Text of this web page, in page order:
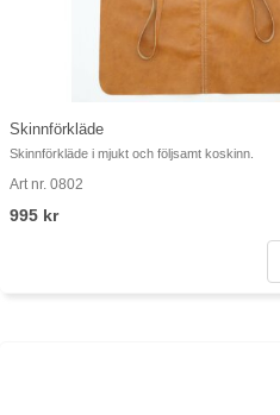
Skinnförkläde
Skinnförkläde i mjukt och följsamt koskinn.
Art nr. 0802
995 kr